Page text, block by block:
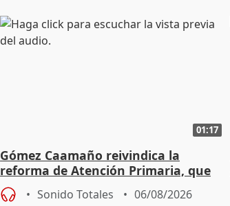
01:17
Gómez Caamaño reivindica la
reforma de Atención Primaria, que
reforzará la autogestión
Sonido Totales 06/08/2026